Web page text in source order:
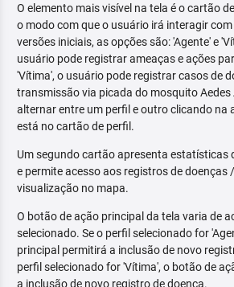
O elemento mais visível na tela é o cartão
o modo com que o usuário irá interagir
versões iniciais, as opções são: 'Agente' e
usuário pode registrar ameaças e ações
'Vítima', o usuário pode registrar casos de
transmissão via picada do mosquito Aedes
alternar entre um perfil e outro clicando na
está no cartão de perfil.
Um segundo cartão apresenta estatísticas
e permite acesso aos registros de doenças
visualização no mapa.
O botão de ação principal da tela varia de
selecionado. Se o perfil selecionado for
principal permitirá a inclusão de novo
perfil selecionado for 'Vítima', o botão de
a inclusão de novo registro de doença.